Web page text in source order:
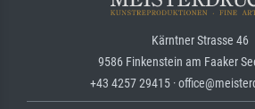
Kärntner Strasse 46
9586 Finkenstein am Faaker
+43 4257 29415 ·